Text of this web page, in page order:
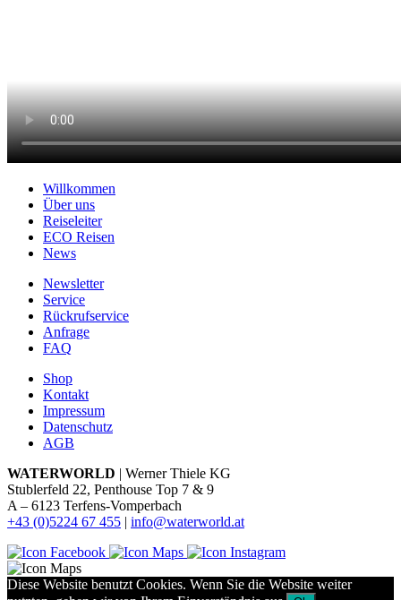
Willkommen
Über uns
Reiseleiter
ECO Reisen
News
Newsletter
Service
Rückrufservice
Anfrage
FAQ
Shop
Kontakt
Impressum
Datenschutz
AGB
WATERWORLD | Werner Thiele KG
Stublerfeld 22, Penthouse Top 7 & 9
A – 6123 Terfens-Vomperbach
+43 (0)5224 67 455 | info@waterworld.at
Diese Website benutzt Cookies. Wenn Sie die Website weiter